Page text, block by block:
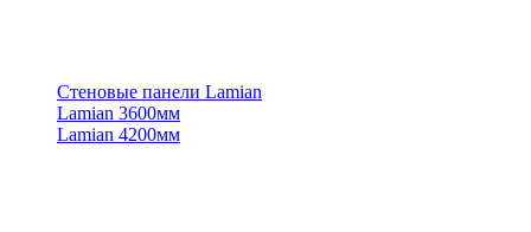
Стеновые панели Lamian
Lamian 3600мм
Lamian 4200мм